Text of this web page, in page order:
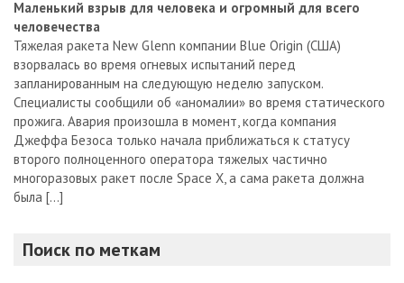
Маленький взрыв для человека и огромный для всего
человечества
Тяжелая ракета New Glenn компании Blue Origin (США)
взорвалась во время огневых испытаний перед
запланированным на следующую неделю запуском.
Специалисты сообщили об «аномалии» во время статического
прожига. Авария произошла в момент, когда компания
Джеффа Безоса только начала приближаться к статусу
второго полноценного оператора тяжелых частично
многоразовых ракет после Space X, а сама ракета должна
была […]
Поиск по меткам